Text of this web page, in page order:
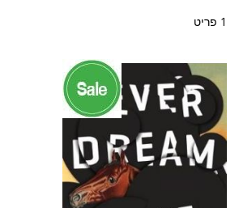
1 פריט